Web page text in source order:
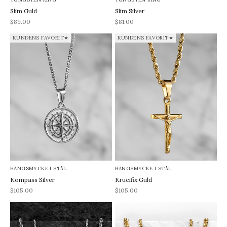
Slim Guld
REA-pris
$89.00
Slim Silver
REA-pris
$81.00
KUNDENS FAVORIT★
HÄNGSMYCKE I STÅL
Kompass Silver
REA-pris
$105.00
KUNDENS FAVORIT★
HÄNGSMYCKE I STÅL
Krucifix Guld
REA-pris
$105.00